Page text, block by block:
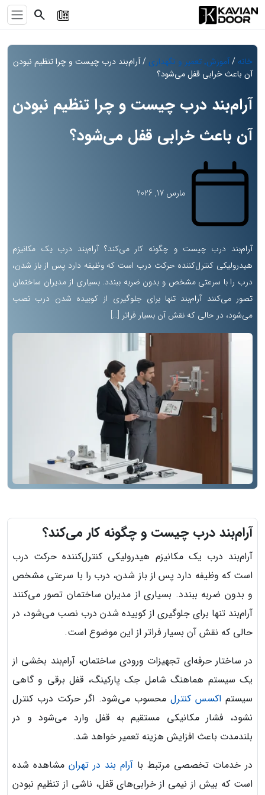
search
خانه /آموزش٬ تعمیر و نگهداری
/ آرام‌بند درب چیست و چرا تنظیم نبودن
آن باعث خرابی قفل می‌شود؟
آرام‌بند درب چیست و چرا تنظیم نبودن
آن باعث خرابی قفل می‌شود؟
مارس 17, 2026
آرام‌بند درب چیست و چگونه کار می‌کند؟ آرام‌بند درب یک مکانیزم
هیدرولیکی کنترل‌کننده حرکت درب است که وظیفه دارد پس از باز شدن،
درب را با سرعتی مشخص و بدون ضربه ببندد. بسیاری از مدیران ساختمان
تصور می‌کنند آرام‌بند تنها برای جلوگیری از کوبیده شدن درب نصب
می‌شود، در حالی که نقش آن بسیار فراتر […]
آرام‌بند درب چیست و چگونه کار می‌کند؟
آرام‌بند درب یک مکانیزم هیدرولیکی کنترل‌کننده حرکت درب
است که وظیفه دارد پس از باز شدن، درب را با سرعتی مشخص
و بدون ضربه ببندد. بسیاری از مدیران ساختمان تصور می‌کنند
آرام‌بند تنها برای جلوگیری از کوبیده شدن درب نصب می‌شود، در
حالی که نقش آن بسیار فراتر از این موضوع است.
در ساختار حرفه‌ای تجهیزات ورودی ساختمان، آرام‌بند بخشی از
یک سیستم هماهنگ شامل جک پارکینگ، قفل برقی و گاهی
سیستم اکسس کنترل محسوب می‌شود. اگر حرکت درب کنترل
نشود، فشار مکانیکی مستقیم به قفل وارد می‌شود و در
بلندمدت باعث افزایش هزینه تعمیر خواهد شد.
در خدمات تخصصی مرتبط با آرام بند در تهران مشاهده شده
است که بیش از نیمی از خرابی‌های قفل، ناشی از تنظیم نبودن